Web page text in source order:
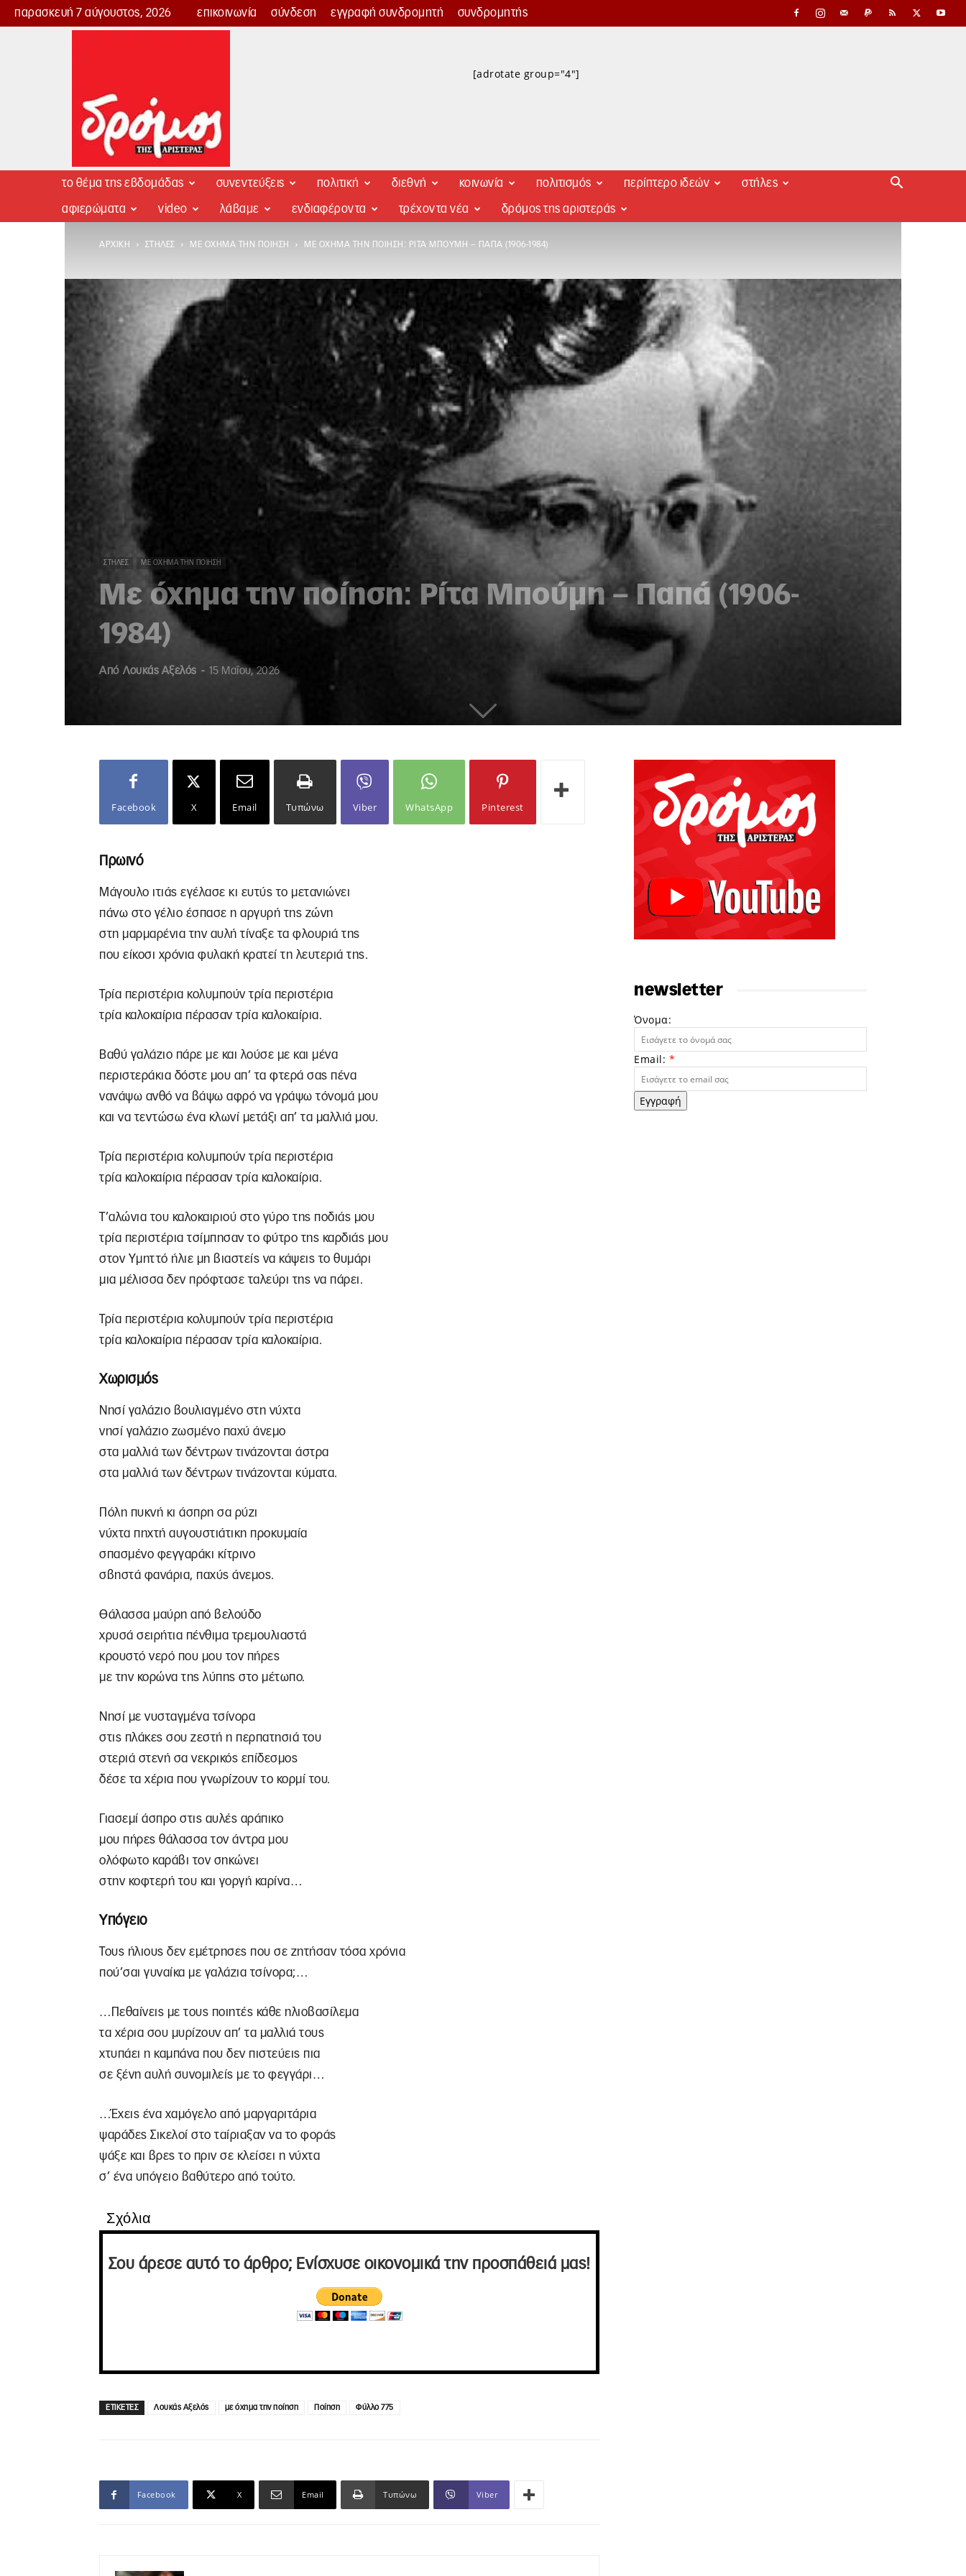
παρασκευή 7 αύγουστος, 2026 επικοινωνία σύνδεση εγγραφή συνδρομητή συνδρομητής
Δρόμος
[adrotate group="4"]
το θέμα της εβδομάδας συνεντεύξεις πολιτική διεθνή κοινωνία πολιτισμός περίπτερο ιδεών στήλες
αφιερώματα video λάβαμε ενδιαφέροντα τρέχοντα νέα δρόμος της αριστεράς
ΑΡΧΙΚΉ ΣΤΉΛΕΣ ΜΕ ΌΧΗΜΑ ΤΗΝ ΠΟΊΗΣΗ ΜΕ ΌΧΗΜΑ ΤΗΝ ΠΟΊΗΣΗ: ΡΊΤΑ ΜΠΟΎΜΗ – ΠΑΠΆ (1906-1984)
ΣΤΉΛΕΣ ΜΕ ΌΧΗΜΑ ΤΗΝ ΠΟΊΗΣΗ
Με όχημα την ποίηση: Ρίτα Μπούμη – Παπά (1906-
1984)
Από Λουκάς Αξελός - 15 Μαΐου, 2026
Facebook X Email Τυπώνω Viber WhatsApp Pinterest
Πρωινό
Μάγουλο ιτιάς εγέλασε κι ευτύς το μετανιώνει
πάνω στο γέλιο έσπασε η αργυρή της ζώνη
στη μαρμαρένια την αυλή τίναξε τα φλουριά της
που είκοσι χρόνια φυλακή κρατεί τη λευτεριά της.
Τρία περιστέρια κολυμπούν τρία περιστέρια
τρία καλοκαίρια πέρασαν τρία καλοκαίρια.
Βαθύ γαλάζιο πάρε με και λούσε με και μένα
περιστεράκια δόστε μου απ’ τα φτερά σας πένα
νανάψω ανθό να βάψω αφρό να γράψω τόνομά μου
και να τεντώσω ένα κλωνί μετάξι απ’ τα μαλλιά μου.
Τρία περιστέρια κολυμπούν τρία περιστέρια
τρία καλοκαίρια πέρασαν τρία καλοκαίρια.
Τ’αλώνια του καλοκαιριού στο γύρο της ποδιάς μου
τρία περιστέρια τσίμπησαν το φύτρο της καρδιάς μου
στον Υμηττό ήλιε μη βιαστείς να κάψεις το θυμάρι
μια μέλισσα δεν πρόφτασε ταλεύρι της να πάρει.
Τρία περιστέρια κολυμπούν τρία περιστέρια
τρία καλοκαίρια πέρασαν τρία καλοκαίρια.
Χωρισμός
Νησί γαλάζιο βουλιαγμένο στη νύχτα
νησί γαλάζιο ζωσμένο παχύ άνεμο
στα μαλλιά των δέντρων τινάζονται άστρα
στα μαλλιά των δέντρων τινάζονται κύματα.
Πόλη πυκνή κι άσπρη σα ρύζι
νύχτα πηχτή αυγουστιάτικη προκυμαία
σπασμένο φεγγαράκι κίτρινο
σβηστά φανάρια, παχύς άνεμος.
Θάλασσα μαύρη από βελούδο
χρυσά σειρήτια πένθιμα τρεμουλιαστά
κρουστό νερό που μου τον πήρες
με την κορώνα της λύπης στο μέτωπο.
Νησί με νυσταγμένα τσίνορα
στις πλάκες σου ζεστή η περπατησιά του
στεριά στενή σα νεκρικός επίδεσμος
δέσε τα χέρια που γνωρίζουν το κορμί του.
Γιασεμί άσπρο στις αυλές αράπικο
μου πήρες θάλασσα τον άντρα μου
ολόφωτο καράβι τον σηκώνει
στην κοφτερή του και γοργή καρίνα…
Υπόγειο
Τους ήλιους δεν εμέτρησες που σε ζητήσαν τόσα χρόνια
πού’σαι γυναίκα με γαλάζια τσίνορα;…
…Πεθαίνεις με τους ποιητές κάθε ηλιοβασίλεμα
τα χέρια σου μυρίζουν απ’ τα μαλλιά τους
χτυπάει η καμπάνα που δεν πιστεύεις πια
σε ξένη αυλή συνομιλείς με το φεγγάρι…
…Έχεις ένα χαμόγελο από μαργαριτάρια
ψαράδες Σικελοί στο ταίριαξαν να το φοράς
ψάξε και βρες το πριν σε κλείσει η νύχτα
σ’ ένα υπόγειο βαθύτερο από τούτο.
Σχόλια
Σου άρεσε αυτό το άρθρο; Ενίσχυσε οικονομικά την προσπάθειά μας!
ΕΤΙΚΕΤΕΣ Λουκάς Αξελός με όχημα την ποίηση Ποίηση Φύλλο 775
Facebook X Email Τυπώνω Viber
newsletter
Όνομα:
Email: *
Εγγραφή